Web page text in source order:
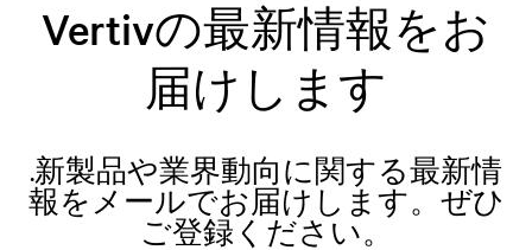
Vertivの最新情報をお
届けします
.新製品や業界動向に関する最新情
報をメールでお届けします。ぜひ
ご登録ください。